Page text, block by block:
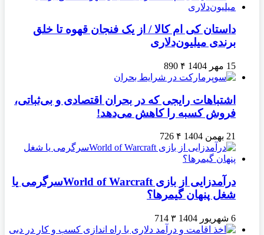
داستان کی ام کالا / از یک فنجان قهوه تا خلق
برندی میلیون‌دلاری
15 مهر 1404 ۴ 890
اشتباهات رایجی که در بحران اقتصادی و بی‌ثباتی،
فروش کسبه را کاهش می‌دهد!
21 بهمن 1404 ۴ 726
درآمدزایی از بازی World of Warcraftسرگرمی یا
شغل پنهان گیمرها؟
6 شهریور 1404 ۳ 714